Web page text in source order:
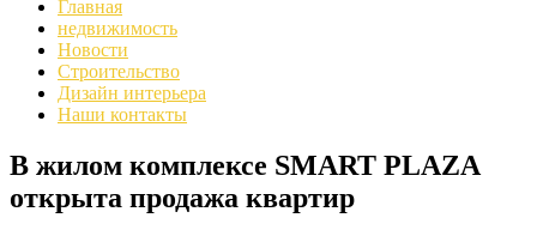
Главная
недвижимость
Новости
Строительство
Дизайн интерьера
Наши контакты
В жилом комплексе SMART PLAZA
открыта продажа квартир